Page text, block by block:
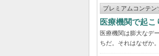
プレミアムコンテン
医療機関で起
医療機関は膨大なデ
ちだ。それはなぜか